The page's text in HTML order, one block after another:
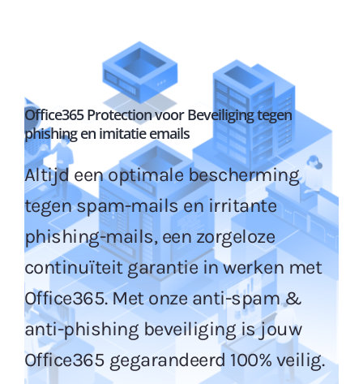
Office365 Protection voor Beveiliging tegen
phishing en imitatie emails
Altijd een optimale bescherming
tegen spam-mails en irritante
phishing-mails, een zorgeloze
continuïteit garantie in werken met
Office365. Met onze anti-spam &
anti-phishing beveiliging is jouw
Office365 gegarandeerd 100% veilig.